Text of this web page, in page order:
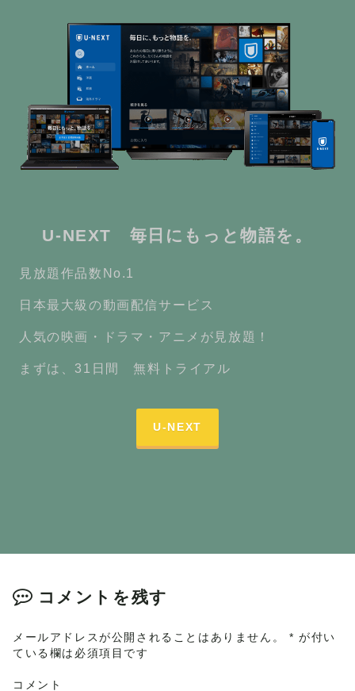
U-NEXT 毎日にもっと物語を。
見放題作品数No.1
日本最大級の動画配信サービス
人気の映画・ドラマ・アニメが見放題！
まずは、31日間 無料トライアル
U-NEXT
コメントを残す
メールアドレスが公開されることはありません。 * が付い
ている欄は必須項目です
コメント